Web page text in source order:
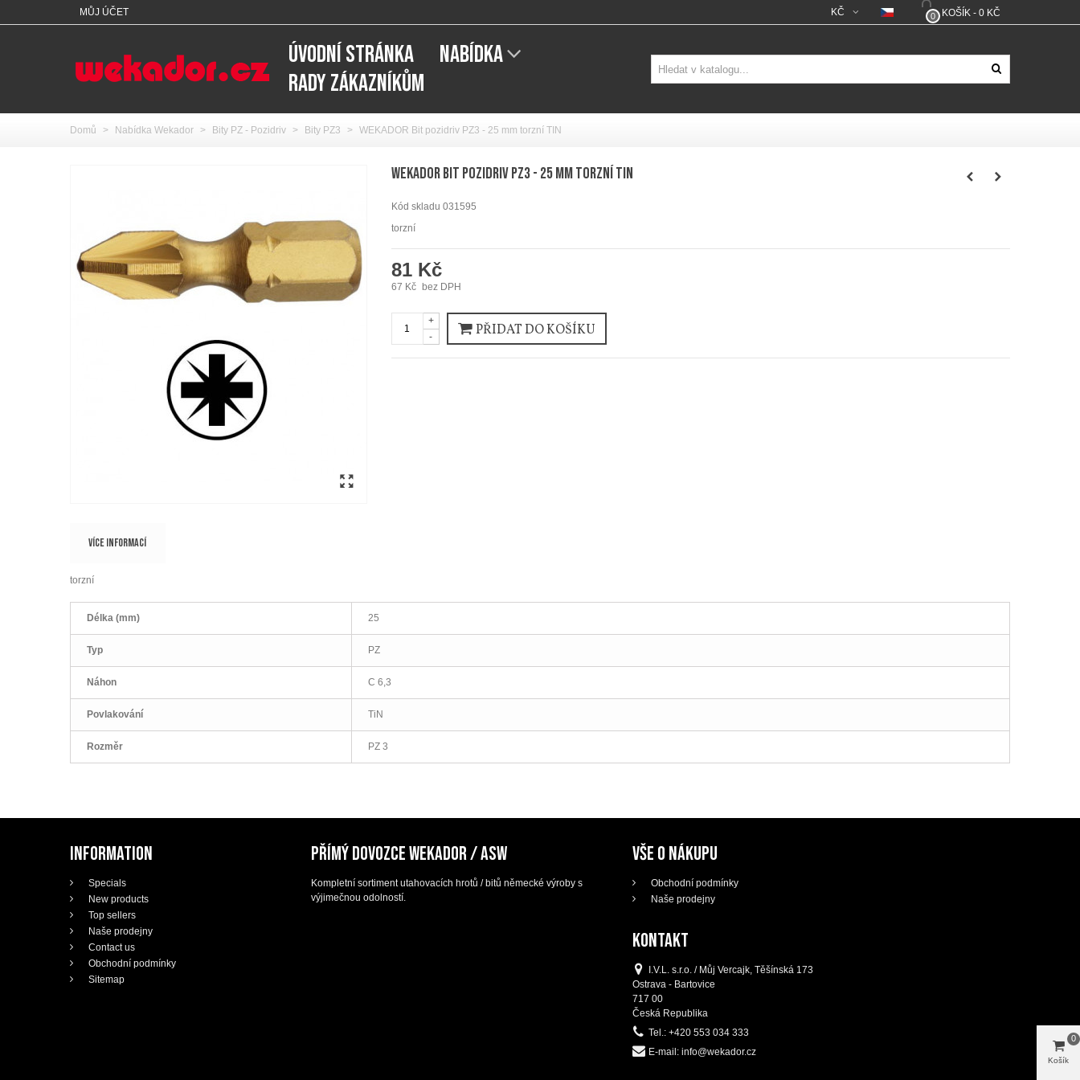
MŮJ ÚČET KČ 0 KOŠÍK - 0 KČ
ÚVODNÍ STRÁNKA
NABÍDKA
RADY ZÁKAZNÍKŮM
Domů > Nabídka Wekador > Bity PZ - Pozidriv > Bity PZ3 > WEKADOR Bit pozidriv PZ3 - 25 mm torzní TIN
WEKADOR Bit pozidriv PZ3 - 25 mm torzní TIN
Kód skladu 031595
torzní
81 Kč
67 Kč bez DPH
-
+
PŘIDAT DO KOŠÍKU
VÍCE INFORMACÍ
torzní
Délka (mm) 25
Typ PZ
Náhon C 6,3
Povlakování TiN
Rozměr PZ 3
INFORMATION
Specials
New products
Top sellers
Naše prodejny
Contact us
Obchodní podmínky
Sitemap
PŘÍMÝ DOVOZCE WEKADOR / ASW
Kompletní sortiment utahovacích hrotů / bitů německé výroby s
výjimečnou odolností.
VŠE O NÁKUPU
Obchodní podmínky
Naše prodejny
KONTAKT
I.V.L. s.r.o. / Můj Vercajk, Těšínská 173
Ostrava - Bartovice
717 00
Česká Republika
Tel.: +420 553 034 333
E-mail: info@wekador.cz
Košík
0